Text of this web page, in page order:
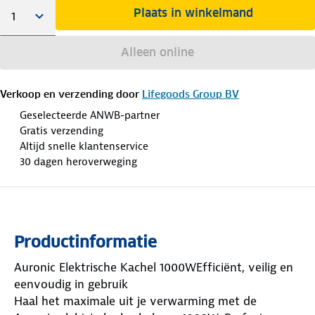
Plaats in winkelmand
Alleen online
Verkoop en verzending door Lifegoods Group BV
Geselecteerde ANWB-partner
Gratis verzending
Altijd snelle klantenservice
30 dagen heroverweging
Productinformatie
Auronic Elektrische Kachel 1000WEfficiënt, veilig en
eenvoudig in gebruik
Haal het maximale uit je verwarming met de